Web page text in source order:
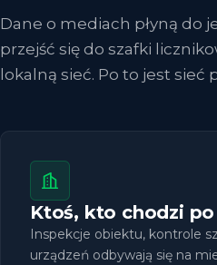
Dane o mediach płyną do
przejść się do szafki
lokalną sieć. Po to jest sieć
Ktoś, kto chodzi
Inspekcje obiektu, kontrole
urządzeń odbywają się na